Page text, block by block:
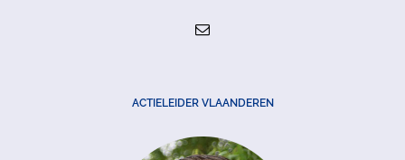
ACTIELEIDER VLAANDEREN